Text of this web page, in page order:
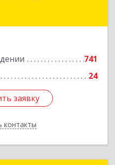
741
24
заявку
контакты
обл, Оренбург, Березка
заявку